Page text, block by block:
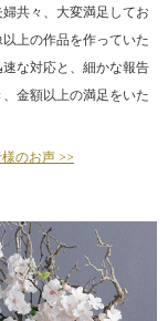
婦共々、大変満足してお
以上の作品を作っていた
な対応と、細かな報告
金額以上の満足をいた
のお声 >>